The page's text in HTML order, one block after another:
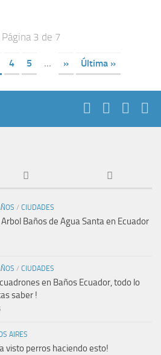
Página 3 de 7
4 5 ... » Última »
/ CIUDADES
Arbol Baños de Agua Santa en Ecuador
/ CIUDADES
en Baños Ecuador, todo lo
saber !
AIRES
visto perros haciendo esto!